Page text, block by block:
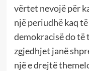
vërtet nevojë për
një periudhë kaq
demokracisë do të
zgjedhjet janë
një e drejtë